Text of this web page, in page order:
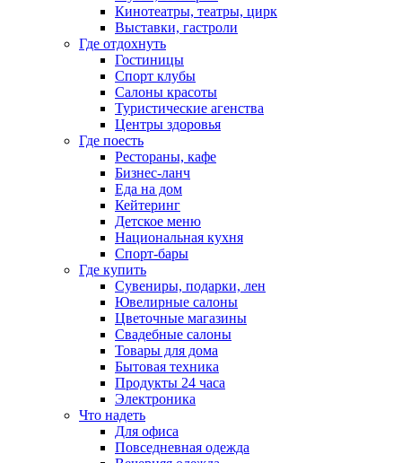
Кинотеатры, театры, цирк
Выставки, гастроли
Где отдохнуть
Гостиницы
Спорт клубы
Салоны красоты
Туристические агенства
Центры здоровья
Где поесть
Рестораны, кафе
Бизнес-ланч
Еда на дом
Кейтеринг
Детское меню
Национальная кухня
Спорт-бары
Где купить
Сувениры, подарки, лен
Ювелирные салоны
Цветочные магазины
Свадебные салоны
Товары для дома
Бытовая техника
Продукты 24 часа
Электроника
Что надеть
Для офиса
Повседневная одежда